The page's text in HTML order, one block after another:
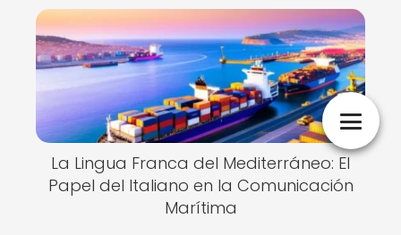
La Lingua Franca del Mediterráneo: El
Papel del Italiano en la Comunicación
Marítima